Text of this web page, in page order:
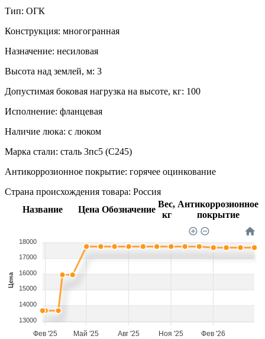
Тип: ОГК
Конструкция: многогранная
Назначение: несиловая
Высота над землей, м: 3
Допустимая боковая нагрузка на высоте, кг: 100
Исполнение: фланцевая
Наличие люка: с люком
Марка стали: сталь 3пс5 (С245)
Антикоррозионное покрытие: горячее оцинкование
Страна происхождения товара: Россия
Название
Цена Обозначение
Вес,
кг
Антикоррозионное
покрытие
Фев '25 Май '25 Авг '25 Ноя '25 Фев '26
18000
17000
16000
15000
14000
13000
Цена